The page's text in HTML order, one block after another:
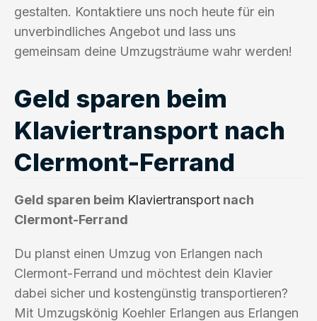
gestalten. Kontaktiere uns noch heute für ein
unverbindliches Angebot und lass uns
gemeinsam deine Umzugsträume wahr werden!
Geld sparen beim
Klaviertransport nach
Clermont-Ferrand
Geld sparen beim Klaviertransport nach
Clermont-Ferrand
Du planst einen Umzug von Erlangen nach
Clermont-Ferrand und möchtest dein Klavier
dabei sicher und kostengünstig transportieren?
Mit Umzugskönig Koehler Erlangen aus Erlangen